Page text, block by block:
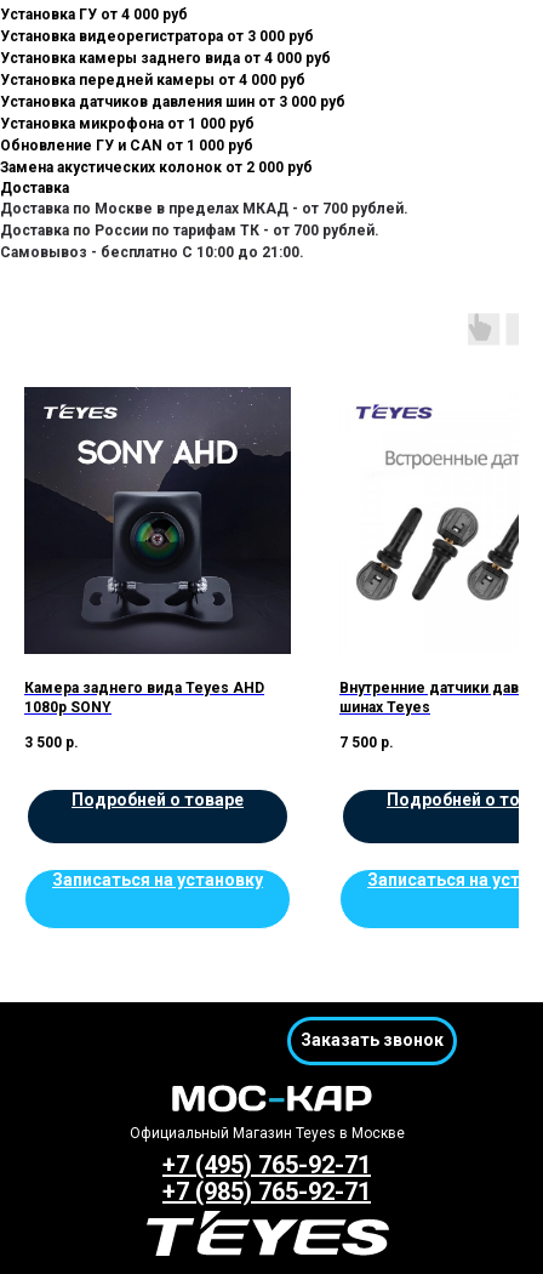
Установка ГУ от 4 000 руб
Установка видеорегистратора от 3 000 руб
Установка камеры заднего вида от 4 000 руб
Установка передней камеры от 4 000 руб
Установка датчиков давления шин от 3 000 руб
Установка микрофона от 1 000 руб
Обновление ГУ и CAN от 1 000 руб
Замена акустических колонок от 2 000 руб
Доставка
Доставка по Москве в пределах МКАД - от 700 рублей.
Доставка по России по тарифам ТК - от 700 рублей.
Самовывоз - бесплатно С 10:00 до 21:00.
Камера заднего вида Teyes AHD
1080p SONY
3 500 р.
Подробней о товаре
Записаться на установку
Внутренние датчики
шинах Teyes
7 500 р.
Подробней о
Записаться на
+7 (495) 765-92-71
+7 (985) 765-92-71
Заказать звонок
Официальный Магазин Teyes в Москве